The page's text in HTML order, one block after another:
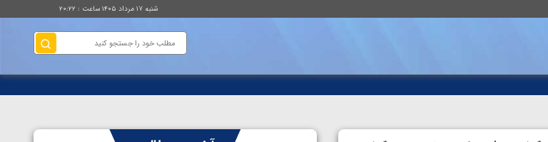
شنبه ۱۷ مرداد ۱۴۰۵ ساعت : ۲۰:۲۲